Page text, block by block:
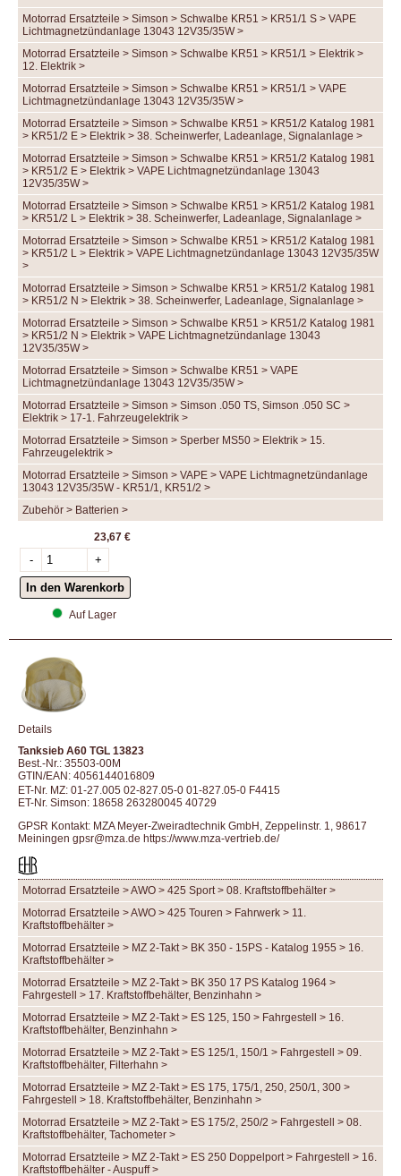
Motorrad Ersatzteile > Simson > Schwalbe KR51 > KR51/1 S > VAPE
Lichtmagnetzündanlage 13043 12V35/35W >
Motorrad Ersatzteile > Simson > Schwalbe KR51 > KR51/1 > Elektrik >
12. Elektrik >
Motorrad Ersatzteile > Simson > Schwalbe KR51 > KR51/1 > VAPE
Lichtmagnetzündanlage 13043 12V35/35W >
Motorrad Ersatzteile > Simson > Schwalbe KR51 > KR51/2 Katalog 1981
> KR51/2 E > Elektrik > 38. Scheinwerfer, Ladeanlage, Signalanlage >
Motorrad Ersatzteile > Simson > Schwalbe KR51 > KR51/2 Katalog 1981
> KR51/2 E > Elektrik > VAPE Lichtmagnetzündanlage 13043
12V35/35W >
Motorrad Ersatzteile > Simson > Schwalbe KR51 > KR51/2 Katalog 1981
> KR51/2 L > Elektrik > 38. Scheinwerfer, Ladeanlage, Signalanlage >
Motorrad Ersatzteile > Simson > Schwalbe KR51 > KR51/2 Katalog 1981
> KR51/2 L > Elektrik > VAPE Lichtmagnetzündanlage 13043 12V35/35W
>
Motorrad Ersatzteile > Simson > Schwalbe KR51 > KR51/2 Katalog 1981
> KR51/2 N > Elektrik > 38. Scheinwerfer, Ladeanlage, Signalanlage >
Motorrad Ersatzteile > Simson > Schwalbe KR51 > KR51/2 Katalog 1981
> KR51/2 N > Elektrik > VAPE Lichtmagnetzündanlage 13043
12V35/35W >
Motorrad Ersatzteile > Simson > Schwalbe KR51 > VAPE
Lichtmagnetzündanlage 13043 12V35/35W >
Motorrad Ersatzteile > Simson > Simson .050 TS, Simson .050 SC >
Elektrik > 17-1. Fahrzeugelektrik >
Motorrad Ersatzteile > Simson > Sperber MS50 > Elektrik > 15.
Fahrzeugelektrik >
Motorrad Ersatzteile > Simson > VAPE > VAPE Lichtmagnetzündanlage
13043 12V35/35W - KR51/1, KR51/2 >
Zubehör > Batterien >
23,67 €
Auf Lager
Details
Tanksieb A60 TGL 13823
Best.-Nr.: 35503-00M
GTIN/EAN: 4056144016809
ET-Nr. MZ: 01-27.005 02-827.05-0 01-827.05-0 F4415
ET-Nr. Simson: 18658 263280045 40729
GPSR Kontakt: MZA Meyer-Zweiradtechnik GmbH, Zeppelinstr. 1, 98617
Meiningen gpsr@mza.de https://www.mza-vertrieb.de/
Motorrad Ersatzteile > AWO > 425 Sport > 08. Kraftstoffbehälter >
Motorrad Ersatzteile > AWO > 425 Touren > Fahrwerk > 11.
Kraftstoffbehälter >
Motorrad Ersatzteile > MZ 2-Takt > BK 350 - 15PS - Katalog 1955 > 16.
Kraftstoffbehälter >
Motorrad Ersatzteile > MZ 2-Takt > BK 350 17 PS Katalog 1964 >
Fahrgestell > 17. Kraftstoffbehälter, Benzinhahn >
Motorrad Ersatzteile > MZ 2-Takt > ES 125, 150 > Fahrgestell > 16.
Kraftstoffbehälter, Benzinhahn >
Motorrad Ersatzteile > MZ 2-Takt > ES 125/1, 150/1 > Fahrgestell > 09.
Kraftstoffbehälter, Filterhahn >
Motorrad Ersatzteile > MZ 2-Takt > ES 175, 175/1, 250, 250/1, 300 >
Fahrgestell > 18. Kraftstoffbehälter, Benzinhahn >
Motorrad Ersatzteile > MZ 2-Takt > ES 175/2, 250/2 > Fahrgestell > 08.
Kraftstoffbehälter, Tachometer >
Motorrad Ersatzteile > MZ 2-Takt > ES 250 Doppelport > Fahrgestell > 16.
Kraftstoffbehälter - Auspuff >